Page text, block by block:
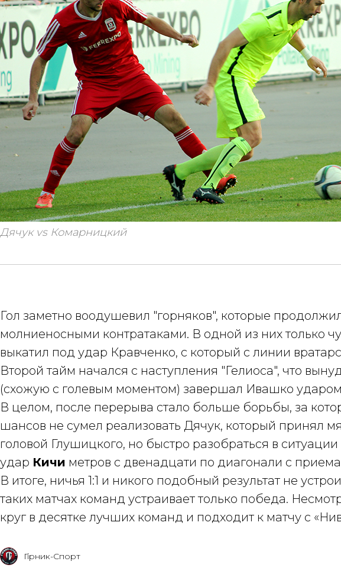
Дячук vs Комарницкий
Гол заметно воодушевил "горняков", которые
молниеносными контратаками. В одной из них только
выкатил под удар Кравченко, с который с линии
Второй тайм начался с наступления "Гелиоса", что
(схожую с голевым моментом) завершал Ивашко
В целом, после перерыва стало больше борьбы, за
шансов не сумел реализовать Дячук, который принял
головой Глушицкого, но быстро разобраться в
удар Кичи метров с двенадцати по диагонали с
В итоге, ничья 1:1 и никого подобный результат не
таких матчах команд устраивает только победа.
круг в десятке лучших команд и подходит к матчу с
Гірник-Спорт